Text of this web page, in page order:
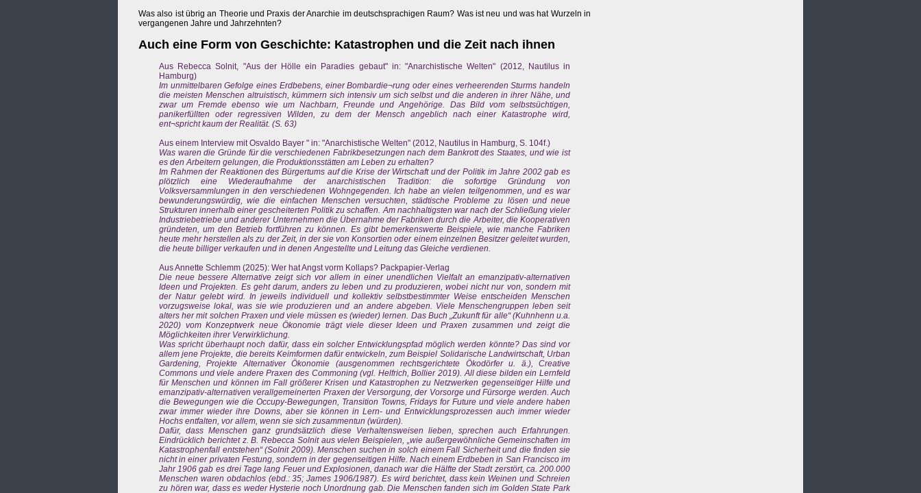
Was also ist übrig an Theorie und Praxis der Anarchie im deutschsprachigen Raum? Was ist neu und was hat Wurzeln in
vergangenen Jahre und Jahrzehnten?
Auch eine Form von Geschichte: Katastrophen und die Zeit nach ihnen
Aus Rebecca Solnit, "Aus der Hölle ein Paradies gebaut" in: "Anarchistische Welten" (2012, Nautilus in
Hamburg)
Im unmittelbaren Gefolge eines Erdbebens, einer Bombardie¬rung oder eines verheerenden Sturms handeln
die meisten Menschen altruistisch, kümmern sich intensiv um sich selbst und die anderen in ihrer Nähe, und
zwar um Fremde ebenso wie um Nachbarn, Freunde und Angehörige. Das Bild vom selbstsüchtigen,
panikerfüllten oder regressiven Wilden, zu dem der Mensch angeblich nach einer Katastrophe wird,
ent¬spricht kaum der Realität. (S. 63)
Aus einem Interview mit Osvaldo Bayer " in: "Anarchistische Welten" (2012, Nautilus in Hamburg, S. 104f.)
Was waren die Gründe für die verschiedenen Fabrikbesetzungen nach dem Bankrott des Staates, und wie ist
es den Arbeitern gelungen, die Produktionsstätten am Leben zu erhalten?
Im Rahmen der Reaktionen des Bürgertums auf die Krise der Wirtschaft und der Politik im Jahre 2002 gab es
plötzlich eine Wiederaufnahme der anarchistischen Tradition: die sofortige Gründung von
Volksversammlungen in den verschiedenen Wohngegenden. Ich habe an vielen teilgenommen, und es war
bewunderungswürdig, wie die einfachen Menschen versuchten, städtische Probleme zu lösen und neue
Strukturen innerhalb einer gescheiterten Politik zu schaffen. Am nachhaltigsten war nach der Schließung vieler
Industriebetriebe und anderer Unternehmen die Übernahme der Fabriken durch die Arbeiter, die Kooperativen
gründeten, um den Betrieb fortführen zu können. Es gibt bemerkenswerte Beispiele, wie manche Fabriken
heute mehr herstellen als zu der Zeit, in der sie von Konsortien oder einem einzelnen Besitzer geleitet wurden,
die heute billiger verkaufen und in denen Angestellte und Leitung das Gleiche verdienen.
Aus Annette Schlemm (2025): Wer hat Angst vorm Kollaps? Packpapier-Verlag
Die neue bessere Alternative zeigt sich vor allem in einer unendlichen Vielfalt an emanzipativ-alternativen
Ideen und Projekten. Es geht darum, anders zu leben und zu produzieren, wobei nicht nur von, sondern mit
der Natur gelebt wird. In jeweils individuell und kollektiv selbstbestimmter Weise entscheiden Menschen
vorzugsweise lokal, was sie wie produzieren und an andere abgeben. Viele Menschengruppen leben seit
alters her mit solchen Praxen und viele müssen es (wieder) lernen. Das Buch „Zukunft für alle“ (Kuhnhenn u.a.
2020) vom Konzeptwerk neue Ökonomie trägt viele dieser Ideen und Praxen zusammen und zeigt die
Möglichkeiten ihrer Verwirklichung.
Was spricht überhaupt noch dafür, dass ein solcher Entwicklungspfad möglich werden könnte? Das sind vor
allem jene Projekte, die bereits Keimformen dafür entwickeln, zum Beispiel Solidarische Landwirtschaft, Urban
Gardening, Projekte Alternativer Ökonomie (ausgenommen rechtsgerichtete Ökodörfer u. ä.), Creative
Commons und viele andere Praxen des Commoning (vgl. Helfrich, Bollier 2019). All diese bilden ein Lernfeld
für Menschen und können im Fall größerer Krisen und Katastrophen zu Netzwerken gegenseitiger Hilfe und
emanzipativ-alternativen verallgemeinerten Praxen der Versorgung, der Vorsorge und Fürsorge werden. Auch
die Bewegungen wie die Occupy-Bewegungen, Transition Towns, Fridays for Future und viele andere haben
zwar immer wieder ihre Downs, aber sie können in Lern- und Entwicklungsprozessen auch immer wieder
Hochs entfalten, vor allem, wenn sie sich zusammentun (würden).
Dafür, dass Menschen ganz grundsätzlich diese Verhaltensweisen lieben, sprechen auch Erfahrungen.
Eindrücklich berichtet z. B. Rebecca Solnit aus vielen Beispielen, „wie außergewöhnliche Gemeinschaften im
Katastrophenfall entstehen“ (Solnit 2009). Menschen suchen in solch einem Fall Sicherheit und die finden sie
nicht in einer privaten Festung, sondern in der gegenseitigen Hilfe. Nach einem Erdbeben in San Francisco im
Jahr 1906 gab es drei Tage lang Feuer und Explosionen, danach war die Hälfte der Stadt zerstört, ca. 200.000
Menschen waren obdachlos (ebd.: 35; James 1906/1987). Es wird berichtet, dass kein Weinen und Schreien
zu hören war, dass es weder Hysterie noch Unordnung gab. Die Menschen fanden sich im Golden State Park